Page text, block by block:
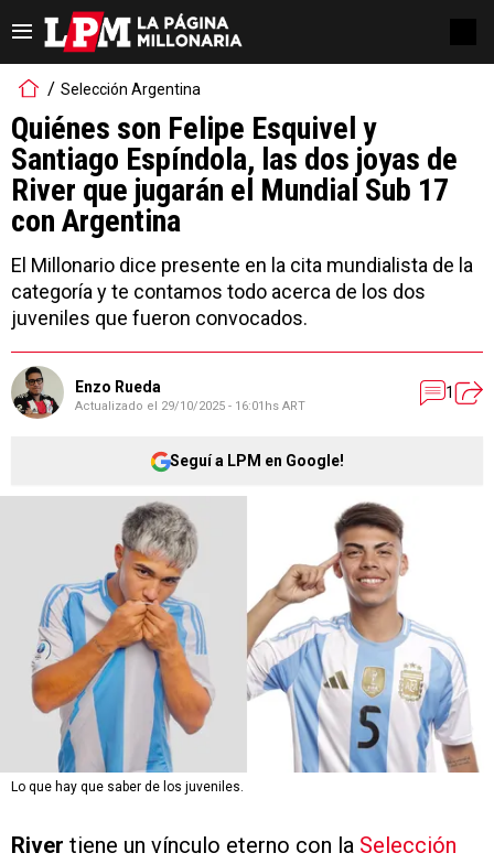
Selección Argentina
Quiénes son Felipe Esquivel y
Santiago Espíndola, las dos joyas de
River que jugarán el Mundial Sub 17
con Argentina
El Millonario dice presente en la cita mundialista de la
categoría y te contamos todo acerca de los dos
juveniles que fueron convocados.
Enzo Rueda
Actualizado el 29/10/2025 - 16:01hs ART
1
Seguí a LPM en Google!
Lo que hay que saber de los juveniles.
River tiene un vínculo eterno con la Selección